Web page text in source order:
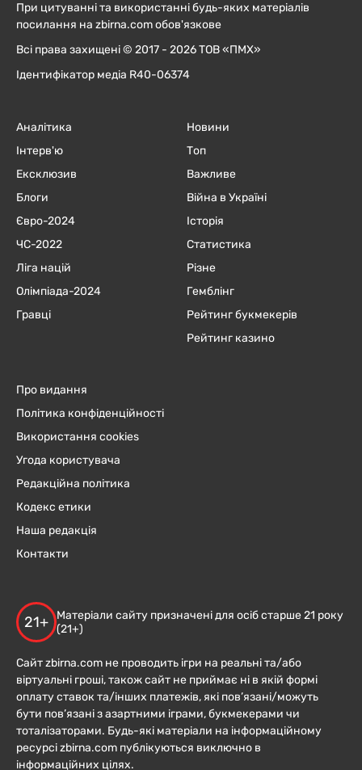
При цитуванні та використанні будь-яких матеріалів
посилання на zbirna.com обов'язкове
Всі права захищені © 2017 - 2026 ТОВ «ПМХ»
Ідентифікатор медіа R40-06374
Аналітика
Інтерв'ю
Ексклюзив
Блоги
Євро-2024
ЧC-2022
Ліга націй
Олімпіада-2024
Гравці
Новини
Топ
Важливе
Війна в Україні
Історія
Статистика
Різне
Гемблінг
Рейтинг букмекерів
Рейтинг казино
Про видання
Політика конфіденційності
Використання cookies
Угода користувача
Редакційна політика
Кодекс етики
Наша редакція
Контакти
21+
Матеріали сайту призначені для осіб старше 21 року
(21+)
Сайт zbirna.com не проводить ігри на реальні та/або
віртуальні гроші, також сайт не приймає ні в якій формі
оплату ставок та/інших платежів, які пов’язані/можуть
бути пов’язані з азартними іграми, букмекерами чи
тоталізаторами. Будь-які матеріали на інформаційному
ресурсі zbirna.com публікуються виключно в
інформаційних цілях.